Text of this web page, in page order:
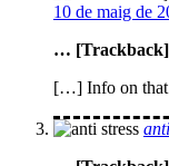
10 de maig de
… [Trackback]
[…] Info on